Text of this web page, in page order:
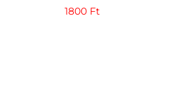
1800 Ft